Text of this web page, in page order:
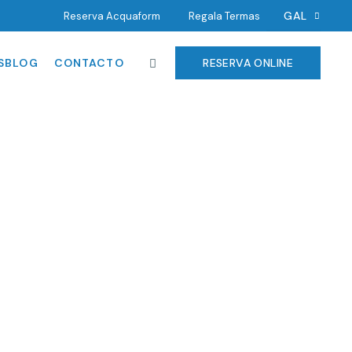
Reserva Acquaform Regala Termas GAL
EN
DE
PORT
CONTACTO RESERVA ONLINE